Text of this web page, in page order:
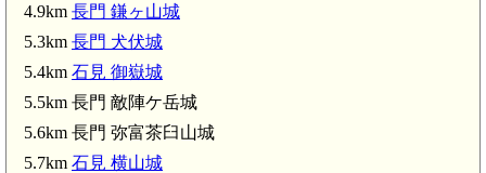
疋城(3.9km)
4.9km 長門 鎌ヶ山城
5.3km 長門 犬伏城
5.4km 石見 御嶽城
5.5km 長門 敵陣ケ岳城
5.6km 長門 弥富茶臼山城
5.7km 石見 横山城